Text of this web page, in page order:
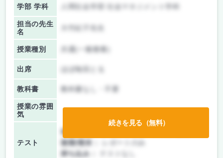
学部 学科
担当の先生
名
授業種別 共通(一般教養)
出席 ほぼ毎回とる
教科書 教科書なし・不要
授業の雰囲
気
テスト
前期/中間：
後期/期末：
持ち込み：
続きを見る（無料）